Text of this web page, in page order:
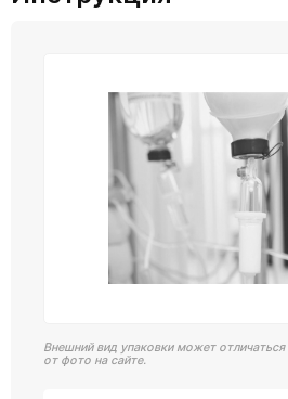
Внешний вид упаковки может отличаться
от фото на сайте.